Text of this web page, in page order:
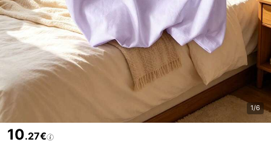
1/6
10.27€